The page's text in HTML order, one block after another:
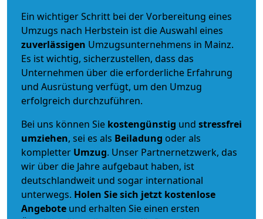
Ein wichtiger Schritt bei der Vorbereitung eines
Umzugs nach Herbstein ist die Auswahl eines
zuverlässigen Umzugsunternehmens in Mainz.
Es ist wichtig, sicherzustellen, dass das
Unternehmen über die erforderliche Erfahrung
und Ausrüstung verfügt, um den Umzug
erfolgreich durchzuführen.
Bei uns können Sie kostengünstig und stressfrei
umziehen, sei es als Beiladung oder als
kompletter Umzug. Unser Partnernetzwerk, das
wir über die Jahre aufgebaut haben, ist
deutschlandweit und sogar international
unterwegs. Holen Sie sich jetzt kostenlose
Angebote und erhalten Sie einen ersten